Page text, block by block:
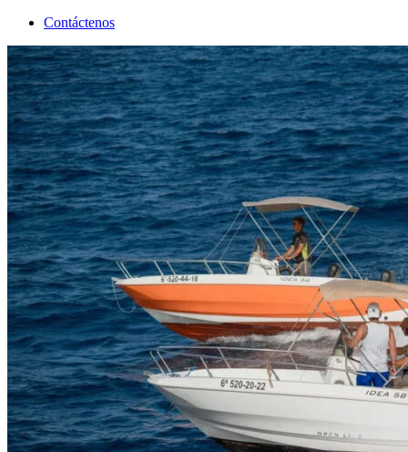
Contáctenos